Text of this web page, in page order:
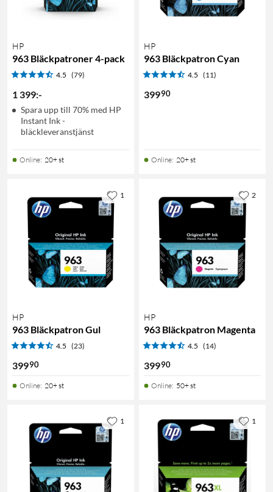
HP
963 Bläckpatroner 4-pack
4.5 (79)
1 399:-
Spara upp till 70% med HP
Instant Ink -
bläckleveranstjänst
Online: 20+ st
HP
963 Bläckpatron Cyan
4.5 (11)
39990
Online: 20+ st
HP
963 Bläckpatron Gul
4.5 (23)
39990
Online: 20+ st
1
HP
963 Bläckpatron Magenta
4.5 (14)
39990
Online: 50+ st
2
1 1